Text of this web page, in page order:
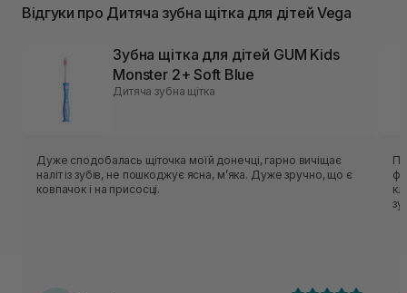
Відгуки про Дитяча зубна щітка для дітей Vega
Зубна щітка для дітей GUM Kids
Monster 2+ Soft Blue
Дитяча зубна щітка
Дуже сподобалась щіточка моїй донечці, гарно вичіщає
наліт із зубів, не пошкоджує ясна, мʼяка. Дуже зручно, що є
ковпачок і на присосці.